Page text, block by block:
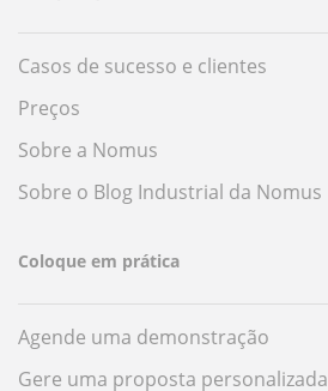
Casos de sucesso e clientes
Preços
Sobre a Nomus
Sobre o Blog Industrial da Nomus
Coloque em prática
Agende uma demonstração
Gere uma proposta personalizada